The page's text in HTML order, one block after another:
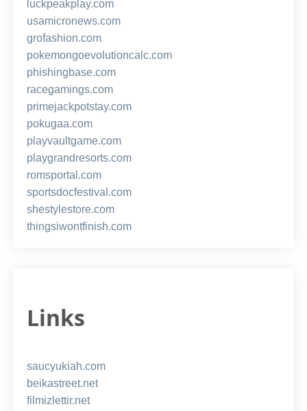
luckpeakplay.com
usamicronews.com
grofashion.com
pokemongoevolutioncalc.com
phishingbase.com
racegamings.com
primejackpotstay.com
pokugaa.com
playvaultgame.com
playgrandresorts.com
romsportal.com
sportsdocfestival.com
shestylestore.com
thingsiwontfinish.com
Links
saucyukiah.com
beikastreet.net
filmizlettir.net